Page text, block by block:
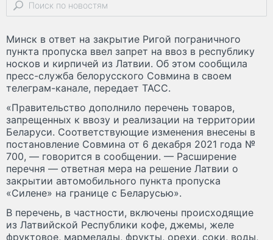
Минск в ответ на закрытие Ригой пограничного
пункта пропуска ввел запрет на ввоз в республику
носков и кирпичей из Латвии. Об этом сообщила
пресс-служба белорусского Совмина в своем
телеграм-канале, передает ТАСС.
«Правительство дополнило перечень товаров,
запрещенных к ввозу и реализации на территории
Беларуси. Соответствующие изменения внесены в
постановление Совмина от 6 декабря 2021 года №
700, — говорится в сообщении. — Расширение
перечня — ответная мера на решение Латвии о
закрытии автомобильного пункта пропуска
«Силене» на границе с Беларусью».
В перечень, в частности, включены происходящие
из Латвийской Республики кофе, джемы, желе
фруктовое, мармелады, фрукты, орехи, соки, воды,